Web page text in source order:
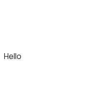
Hello